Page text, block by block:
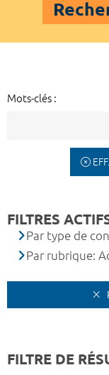
Mots-clés :
FILTRES
Par type de
Par rubrique:
FILTRE DE